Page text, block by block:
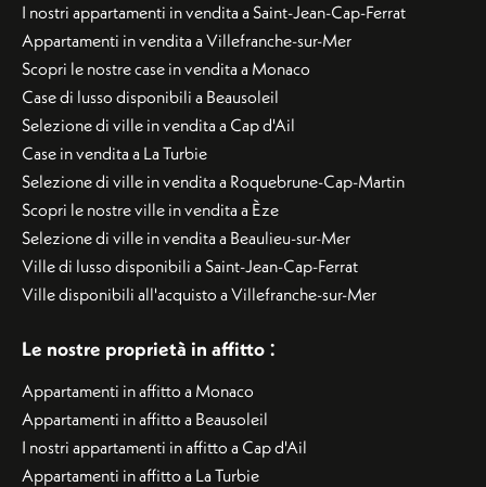
I nostri appartamenti in vendita a Saint-Jean-Cap-Ferrat
Appartamenti in vendita a Villefranche-sur-Mer
Scopri le nostre case in vendita a Monaco
Case di lusso disponibili a Beausoleil
Selezione di ville in vendita a Cap d'Ail
Case in vendita a La Turbie
Selezione di ville in vendita a Roquebrune-Cap-Martin
Scopri le nostre ville in vendita a Èze
Selezione di ville in vendita a Beaulieu-sur-Mer
Ville di lusso disponibili a Saint-Jean-Cap-Ferrat
Ville disponibili all'acquisto a Villefranche-sur-Mer
Le nostre proprietà in affitto :
Appartamenti in affitto a Monaco
Appartamenti in affitto a Beausoleil
I nostri appartamenti in affitto a Cap d'Ail
Appartamenti in affitto a La Turbie